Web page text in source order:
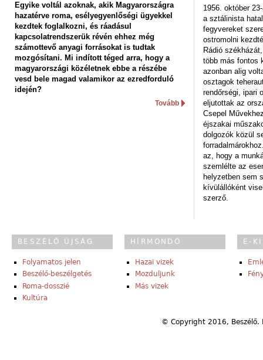
Egyike voltál azoknak, akik Magyarországra
hazatérve roma, esélyegyenlőségi ügyekkel
kezdtek foglalkozni, és ráadásul
kapcsolatrendszerük révén ehhez még
számottevő anyagi forrásokat is tudtak
mozgósítani. Mi indított téged arra, hogy a
magyarországi közéletnek ebbe a részébe
vesd bele magad valamikor az ezredforduló
idején?
Tovább
1956. október
a sztálinista
fegyvereket
ostromolni
Rádió
több más fontos
azonban alig
osztagok
rendőrségi, ipari
eljutottak az
Csepel
éjszakai
dolgozók közül
az, hogy a
szemlélte az
helyzetben sem
kívülállóként
szerző.
BESZÉLŐ ÚJSÁG
Folyamatos jelen
Beszélő-beszélgetés
Roma-dosszié
Kultúra
HÍRMONDÓ
Hazai vizek
Mozduljunk
Más vizek
E-
© Copyright 2016,